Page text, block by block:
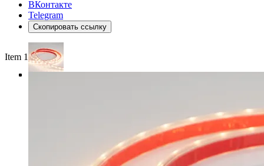
ВКонтакте
Telegram
Скопировать ссылку
Item 1 of 4